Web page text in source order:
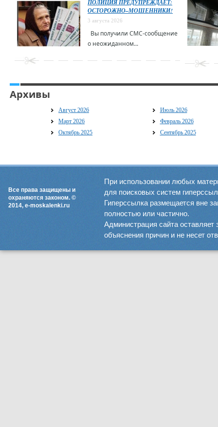
ПОЛИЦИЯ ПРЕДУПРЕЖДАЕТ:
ОСТОРОЖНО–МОШЕННИКИ!
3 августа 2026
Вы получили СМС-сообщение
о неожиданном...
Архивы
Август 2026
Июль 2026
Март 2026
Февраль 2026
Октябрь 2025
Сентябрь 2025
Все права защищены и
охраняются законом. ©
2014, e-moskalenki.ru
При использовании любых
для поисковых систем
Гиперссылка размещается вне
полностью или частично.
Администрация сайта оставляет
объяснения причин и не несет